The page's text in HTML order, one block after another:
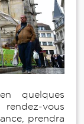
quelques
vous
prendra